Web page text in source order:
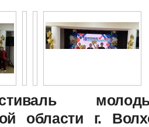
области г.